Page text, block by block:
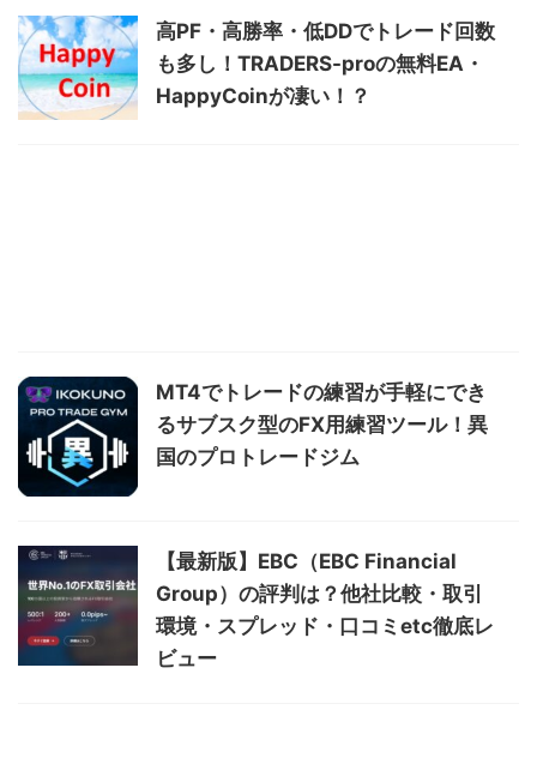
高PF・高勝率・低DDでトレード回数
も多し！TRADERS-proの無料EA・
HappyCoinが凄い！？
MT4でトレードの練習が手軽にでき
るサブスク型のFX用練習ツール！異
国のプロトレードジム
【最新版】EBC（EBC Financial
Group）の評判は？他社比較・取引
環境・スプレッド・口コミetc徹底レ
ビュー